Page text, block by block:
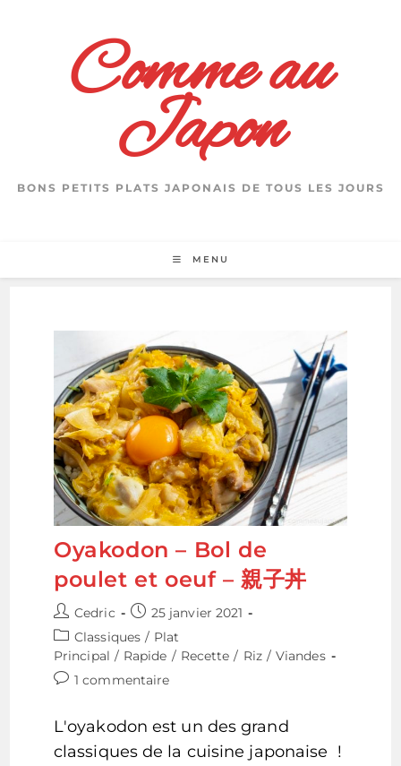
Comme au
Japon
BONS PETITS PLATS JAPONAIS DE TOUS LES JOURS
MENU
Oyakodon – Bol de
poulet et oeuf – 親子丼
Auteur/autrice
de
la
publication :
Cedric
Publication
publiée :
25 janvier 2021
Post
category:
Classiques / Plat
Principal / Rapide / Recette / Riz / Viandes
Commentaires
publication :
1 commentaire
L'oyakodon est un des grand
classiques de la cuisine japonaise !